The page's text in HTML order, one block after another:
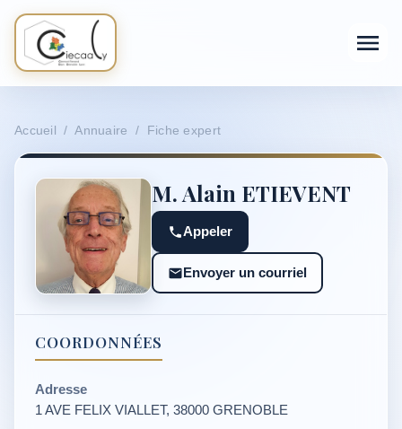
Accueil / Annuaire / Fiche expert
M. Alain ETIEVENT
Appeler
Envoyer un courriel
COORDONNÉES
Adresse
1 AVE FELIX VIALLET, 38000 GRENOBLE